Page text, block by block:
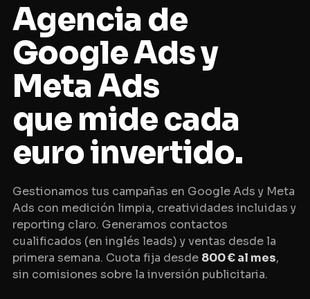
Agencia de
Google Ads y
Meta Ads
que mide cada
euro invertido.
Gestionamos tus campañas en Google Ads y Meta
Ads con medición limpia, creatividades incluidas y
reporting claro. Generamos contactos
cualificados (en inglés leads) y ventas desde la
primera semana. Cuota fija desde 800 € al mes,
sin comisiones sobre la inversión publicitaria.